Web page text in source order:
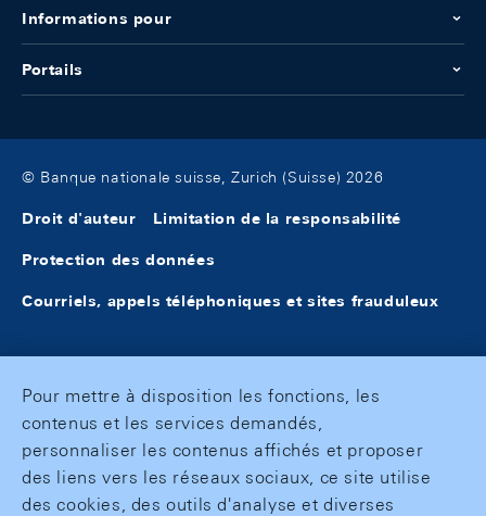
Informations pour
Portails
© Banque nationale suisse, Zurich (Suisse) 2026
Droit d'auteur Limitation de la responsabilité
Protection des données
Courriels, appels téléphoniques et sites frauduleux
Pour mettre à disposition les fonctions, les
contenus et les services demandés,
personnaliser les contenus affichés et proposer
des liens vers les réseaux sociaux, ce site utilise
des cookies, des outils d'analyse et diverses